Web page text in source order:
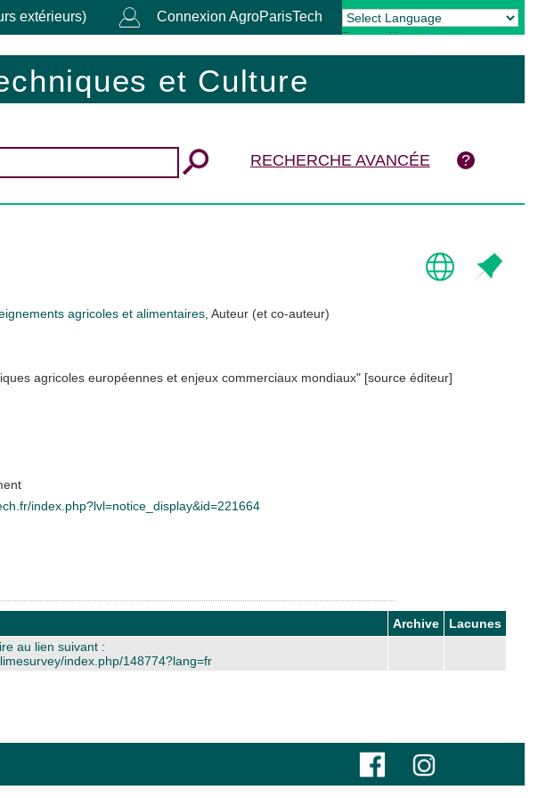
extérieurs) Connexion AgroParisTech
Powered by Translate
et Culture
RECHERCHE AVANCÉE
agricoles et alimentaires, Auteur (et co-auteur)
agricoles européennes et enjeux commerciaux mondiaux" [source éditeur]
index.php?lvl=notice_display&id=221664
Archive
Lacunes
au lien suivant :
index.php/148774?lang=fr